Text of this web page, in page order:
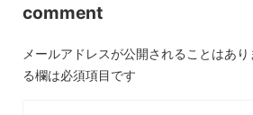
comment
メールアドレスが公開されることはあり
る欄は必須項目です